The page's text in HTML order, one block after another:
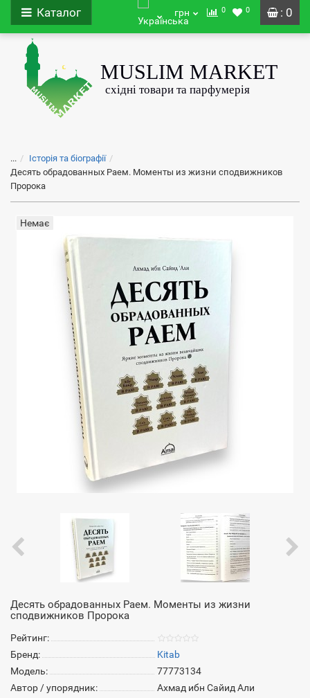
: 0
Каталог грн 0 0
...
Історія та біографії
Десять обрадованных Раем. Моменты из жизни сподвижников
Пророка
Немає
Десять обрадованных Раем. Моменты из жизни
сподвижников Пророка
Рейтинг:
Бренд:
Kitab
Модель:
77773134
Автор / упорядник:
Ахмад ибн Сайид Али